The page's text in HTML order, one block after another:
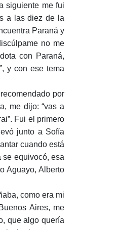
siguiente me fui
a las diez de la
Paraná y
no me
con Paraná,
y con ese tema
por
me dijo: “vas a
Fui el primero
junto a Sofía
cuando está
se equivocó, esa
Aguayo, Alberto
como era mi
Aires, me
que algo quería